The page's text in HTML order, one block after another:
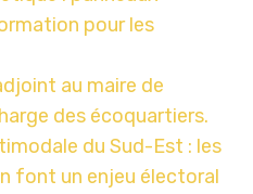
pour les
au maire de
des écoquartiers.
du Sud-Est : les
font un enjeu électoral